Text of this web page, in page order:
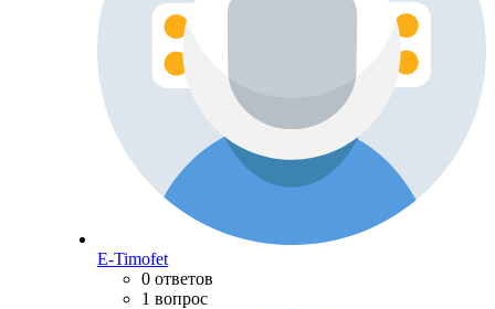
E-Timofet
0 ответов
1 вопрос